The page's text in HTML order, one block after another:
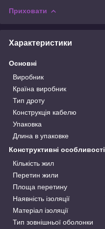
Приховати
Характеристики
Основні
Виробник
Країна виробник
Тип дроту
Конструкція кабелю
Упаковка
Длина в упаковке
Конструктивні особливості
Кількість жил
Перетин жили
Площа перетину
Наявність ізоляції
Матеріал ізоляції
Тип зовнішньої оболонки